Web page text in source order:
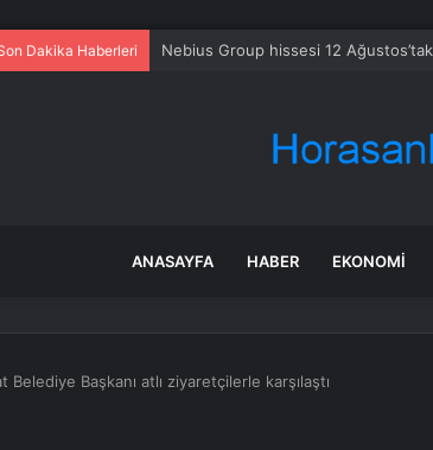
Dakika Haberleri Nebius Group hissesi 12
ANASAYFA HABER EKONOMI
Belediye Başkanı atlı ziyaretçilerle karşılaştı